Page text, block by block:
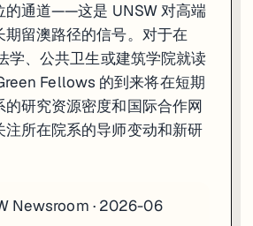
的通道——这是 UNSW 对高端
期留澳路径的信号。对于在
学、公共卫生或建筑学院就读
Fellows 的到来将在短期
的研究资源密度和国际合作网
注所在院系的导师变动和新研
Newsroom · 2026-06